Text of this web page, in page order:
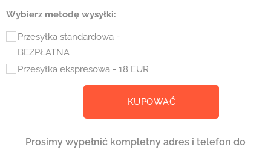
Wybierz metodę wysyłki:
Przesyłka standardowa -
BEZPŁATNA
Przesyłka ekspresowa - 18 EUR
KUPOWAĆ
Prosimy wypełnić kompletny adres i telefon do